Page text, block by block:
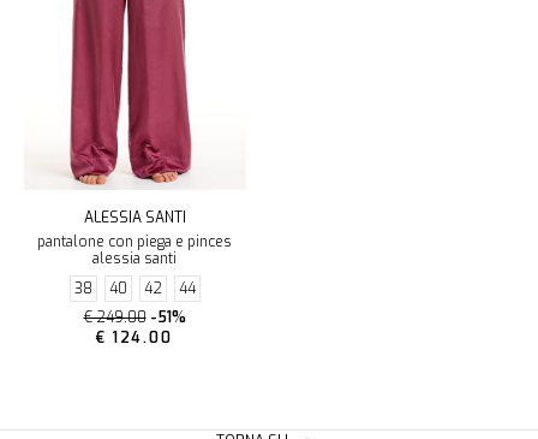
ALESSIA SANTI
pantalone con piega e pinces
alessia santi
38
40 42
44
€ 249.00 -51%
€ 124.00